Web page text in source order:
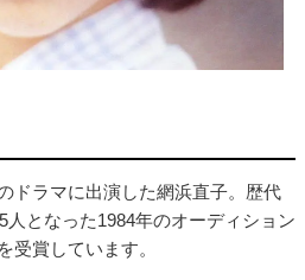
ドラマに出演した網浜直子。歴代
となった1984年のオーディション
受賞しています。